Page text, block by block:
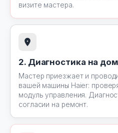
визите мастера.
2. Диагностика на
Мастер приезжает и
вашей машины Haier:
модуль управления.
согласии на ремонт.